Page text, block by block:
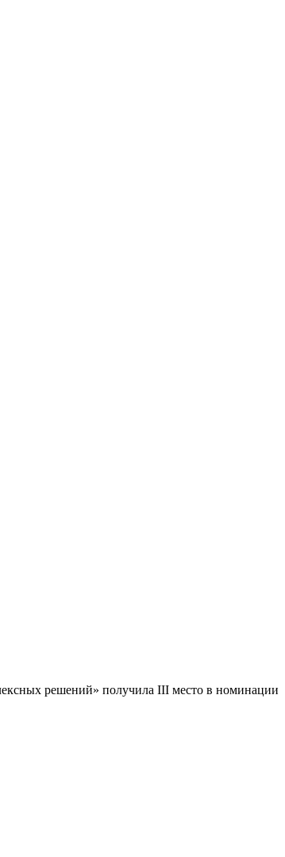
решений» получила III место в номинации